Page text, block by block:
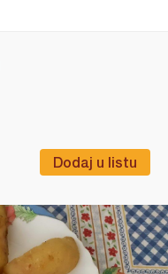
Dodaj u listu